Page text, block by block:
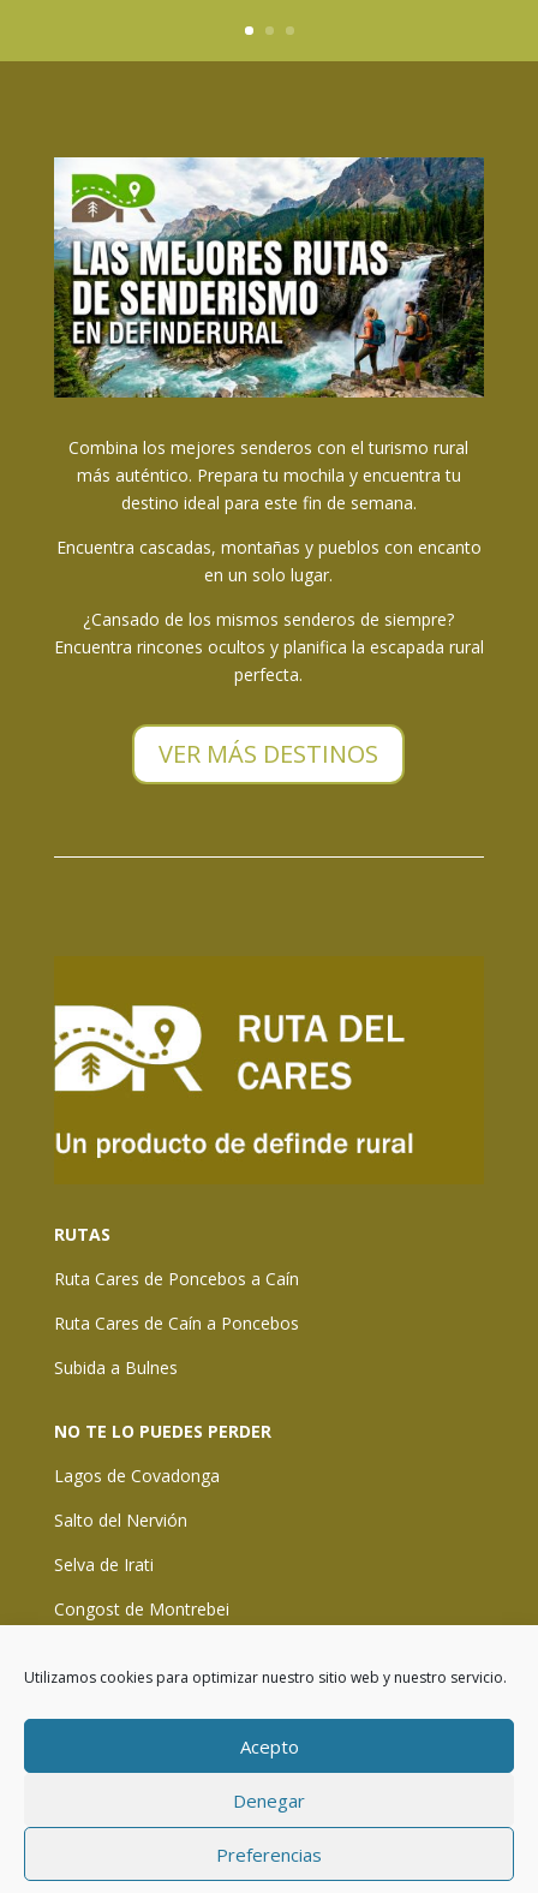
Utilizamos cookies para optimizar nuestro sitio web y nuestro servicio.
Acepto
Denegar
Preferencias
Combina los mejores senderos con el turismo rural
más auténtico. Prepara tu mochila y encuentra tu
destino ideal para este fin de semana.
Encuentra cascadas, montañas y pueblos con encanto
en un solo lugar.
¿Cansado de los mismos senderos de siempre?
Encuentra rincones ocultos y planifica la escapada rural
perfecta.
VER MÁS DESTINOS
RUTAS
Ruta Cares de Poncebos a Caín
Ruta Cares de Caín a Poncebos
Subida a Bulnes
NO TE LO PUEDES PERDER
Lagos de Covadonga
Salto del Nervión
Selva de Irati
Congost de Montrebei
Aviso legal
copyright 2024 Todos los